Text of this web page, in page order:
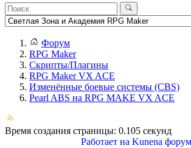
Форум
RPG Maker
Скрипты/Плагины
RPG Maker VX ACE
Изменённые боевые системы (CBS)
Pearl ABS на RPG MAKE VX ACE
Время создания страницы: 0.105 секунд
Работает на Kunena форум